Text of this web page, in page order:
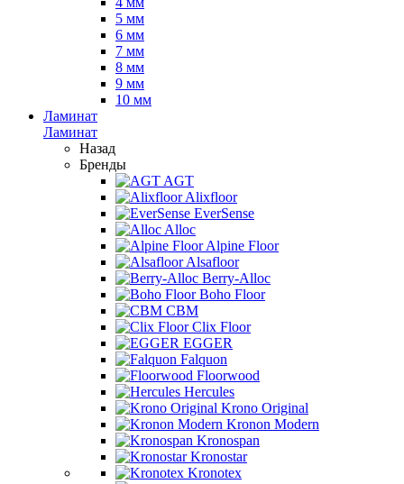
5 мм
6 мм
7 мм
8 мм
9 мм
10 мм
Ламинат
Ламинат
Назад
Бренды
AGT
Alixfloor
EverSense
Alloc
Alpine Floor
Alsafloor
Berry-Alloc
Boho Floor
CBM
Clix Floor
EGGER
Falquon
Floorwood
Hercules
Krono Original
Kronon Modern
Kronospan
Kronostar
Kronotex